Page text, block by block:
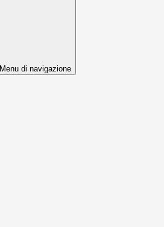
Menu di navigazione